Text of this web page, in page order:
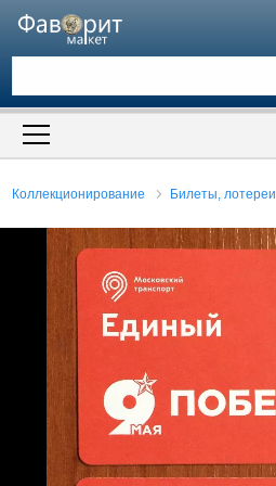
Искать также в описании
Коллекционирование Билеты, лотереи